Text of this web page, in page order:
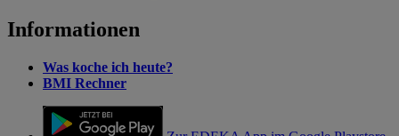
Informationen
Was koche ich heute?
BMI Rechner